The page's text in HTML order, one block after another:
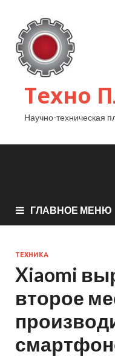
Техно
Научно-техническая
ГЛАВНОЕ МЕНЮ
ТЕХНИКА
Xiaomi
второе